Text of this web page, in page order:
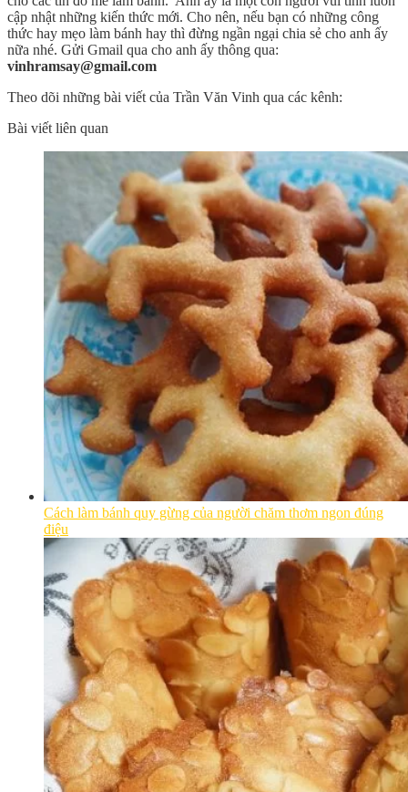
cập nhật những kiến thức mới. Cho nên, nếu bạn có những công
thức hay mẹo làm bánh hay thì đừng ngần ngại chia sẻ cho anh ấy
nữa nhé. Gửi Gmail qua cho anh ấy thông qua:
vinhramsay@gmail.com
Theo dõi những bài viết của Trần Văn Vinh qua các kênh:
Bài viết liên quan
Cách làm bánh quy gừng của người chăm thơm ngon đúng
điệu